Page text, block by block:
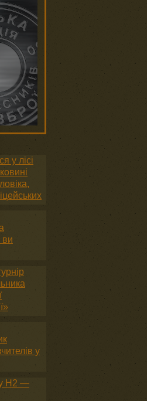
у лісі
ви
у
H2 —